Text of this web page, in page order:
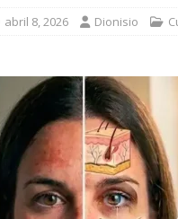
abril 8, 2026 Dionisio